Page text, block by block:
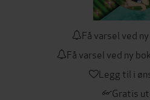
Få varsel ved
Få varsel ved ny
Legg til i
Gratis